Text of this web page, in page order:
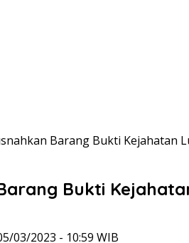
Barang Bukti Kejahatan
Bukti
03/2023 - 10:59 WIB